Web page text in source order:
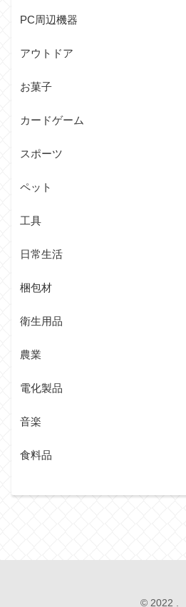
PC周辺機器
アウトドア
お菓子
カードゲーム
スポーツ
ペット
工具
日常生活
梱包材
衛生用品
農業
電化製品
音楽
食料品
© 2022 .